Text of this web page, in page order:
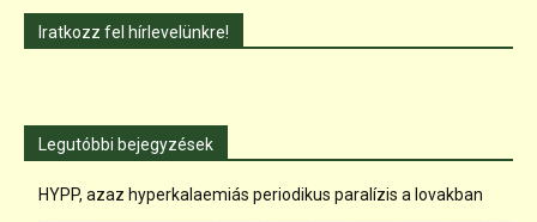
Iratkozz fel hírlevelünkre!
Legutóbbi bejegyzések
HYPP, azaz hyperkalaemiás periodikus paralízis a lovakban